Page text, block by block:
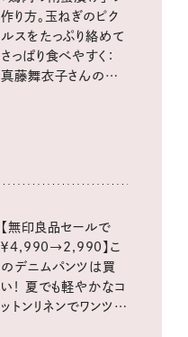
作り方。玉ねぎのピク
ルスをたっぷり絡めて
さっぱり食べやすく：
真藤舞衣子さんの発
【無印良品セールで
￥4,990→2,990】こ
のデニムパンツは買
い！ 夏でも軽やかなコ
ットンリネンでワンツー